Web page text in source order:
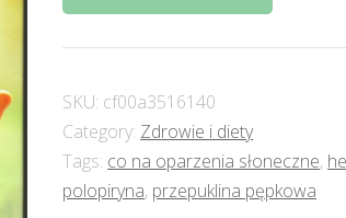
SKU: cf00a3516140
Category: Zdrowie i diety
Tags: co na oparzenia słoneczne,
polopiryna, przepuklina pępkowa